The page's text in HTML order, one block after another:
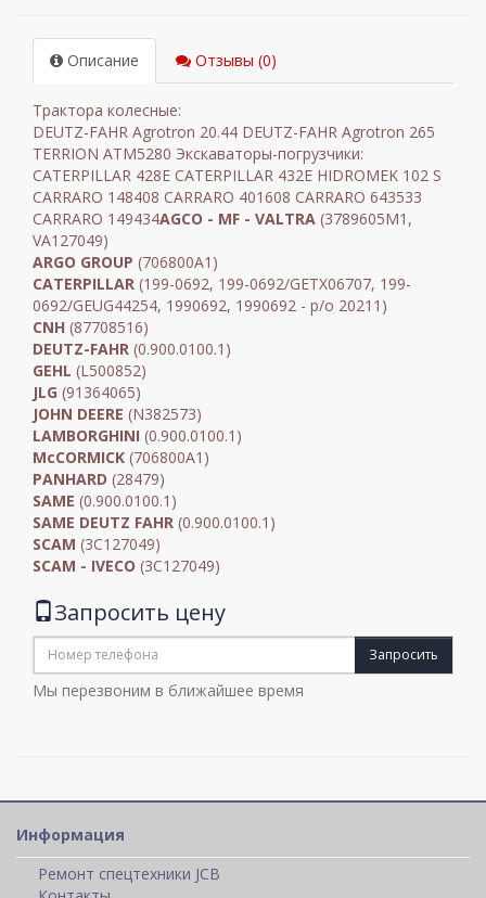
Описание Отзывы (0)
Трактора колесные:
DEUTZ-FAHR Agrotron 20.44 DEUTZ-FAHR Agrotron 265
TERRION ATM5280 Экскаваторы-погрузчики:
CATERPILLAR 428E CATERPILLAR 432E HIDROMEK 102 S
CARRARO 148408 CARRARO 401608 CARRARO 643533
CARRARO 149434AGCO - MF - VALTRA (3789605M1,
VA127049)
ARGO GROUP (706800A1)
CATERPILLAR (199-0692, 199-0692/GETX06707, 199-
0692/GEUG44254, 1990692, 1990692 - p/o 20211)
CNH (87708516)
DEUTZ-FAHR (0.900.0100.1)
GEHL (L500852)
JLG (91364065)
JOHN DEERE (N382573)
LAMBORGHINI (0.900.0100.1)
McCORMICK (706800A1)
PANHARD (28479)
SAME (0.900.0100.1)
SAME DEUTZ FAHR (0.900.0100.1)
SCAM (3C127049)
SCAM - IVECO (3C127049)
Запросить цену
Запросить
Мы перезвоним в ближайшее время
Информация
Ремонт спецтехники JCB